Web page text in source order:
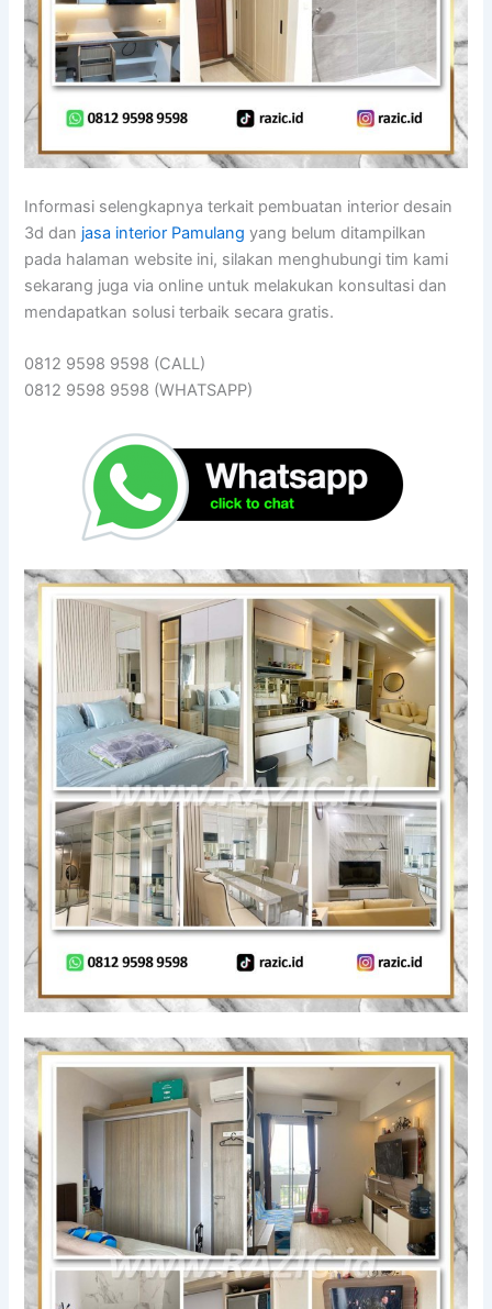
Informasi selengkapnya terkait pembuatan interior desain
3d dan jasa interior Pamulang yang belum ditampilkan
pada halaman website ini, silakan menghubungi tim kami
sekarang juga via online untuk melakukan konsultasi dan
mendapatkan solusi terbaik secara gratis.
0812 9598 9598 (CALL)
0812 9598 9598 (WHATSAPP)